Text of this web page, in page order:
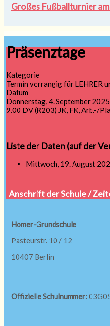
Großes Fußballturnier
Präsenztage
Kategorie
Termin vorrangig für LEHRER
Datum
Donnerstag, 4. September 2025
9.00 DV (R203) JK, FK, Arb.-/
Liste der Daten (auf der
Mittwoch, 19. August
Anschrift der Schule /
Homer-Grundschule
Pasteurstr. 10 / 12
10407 Berlin
Offizielle Schulnummer: